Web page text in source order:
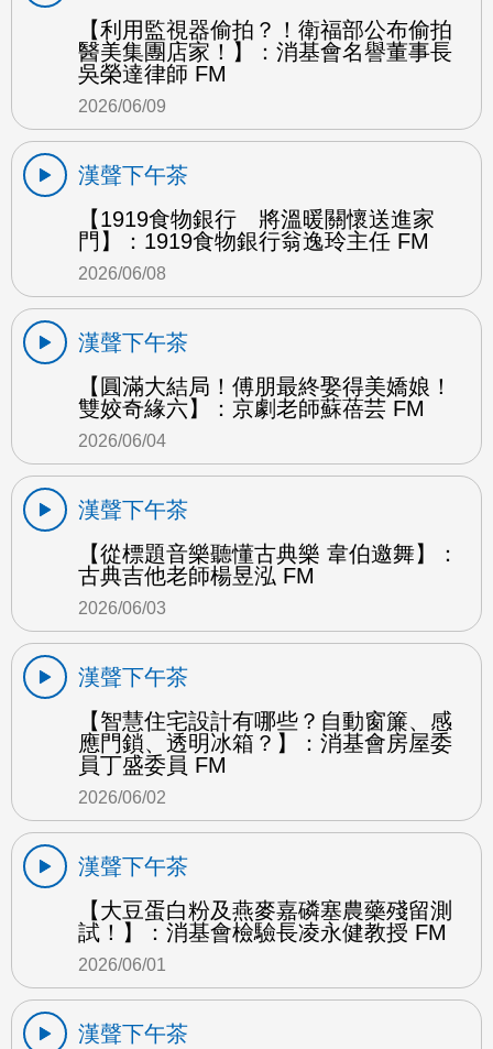
【利用監視器偷拍？！衛福部公布偷拍
醫美集團店家！】：消基會名譽董事長
吳榮達律師 FM
2026/06/09
漢聲下午茶
【1919食物銀行 將溫暖關懷送進家
門】：1919食物銀行翁逸玲主任 FM
2026/06/08
漢聲下午茶
【圓滿大結局！傅朋最終娶得美嬌娘！
雙姣奇緣六】：京劇老師蘇蓓芸 FM
2026/06/04
漢聲下午茶
【從標題音樂聽懂古典樂 韋伯邀舞】：
古典吉他老師楊昱泓 FM
2026/06/03
漢聲下午茶
【智慧住宅設計有哪些？自動窗簾、感
應門鎖、透明冰箱？】：消基會房屋委
員丁盛委員 FM
2026/06/02
漢聲下午茶
【大豆蛋白粉及燕麥嘉磷塞農藥殘留測
試！】：消基會檢驗長凌永健教授 FM
2026/06/01
漢聲下午茶